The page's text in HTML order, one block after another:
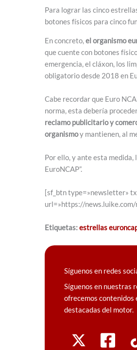
Para lograr las cinco
botones físicos para cinco
En concreto, el organismo
que cuente con botones
emergencia, el cláxon, los
obligatorio desde 2018 en
Cabe recordar que Euro
norma, esta debería
reclamo publicitario y
organismoy mantienen, al
Por ello, y ante esta medida,
EuroNCAP”.
[sf_btn type=»newsletter»
url=»https://
Etiquetas:estrellas
Síguenos en redes
Síguenos en nuestras
ofrecemos contenidos
destacadas del motor.